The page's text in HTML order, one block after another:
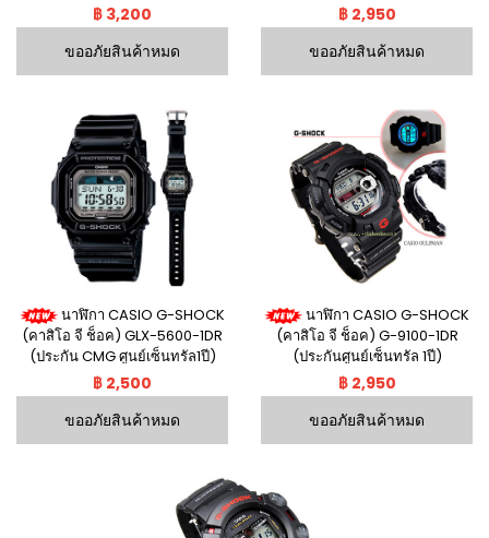
฿ 3,200
ขออภัยสินค้าหมด
฿ 2,950
ขออภัยสินค้าหมด
นาฬิกา CASIO G-SHOCK
(คาสิโอ จี ช็อค) GLX-5600-1DR
(ประกัน CMG ศูนย์เซ็นทรัล1ปี)
฿ 2,500
ขออภัยสินค้าหมด
นาฬิกา CASIO G-SHOCK
(คาสิโอ จี ช็อค) G-9100-1DR
(ประกันศูนย์เซ็นทรัล 1ปี)
฿ 2,950
ขออภัยสินค้าหมด